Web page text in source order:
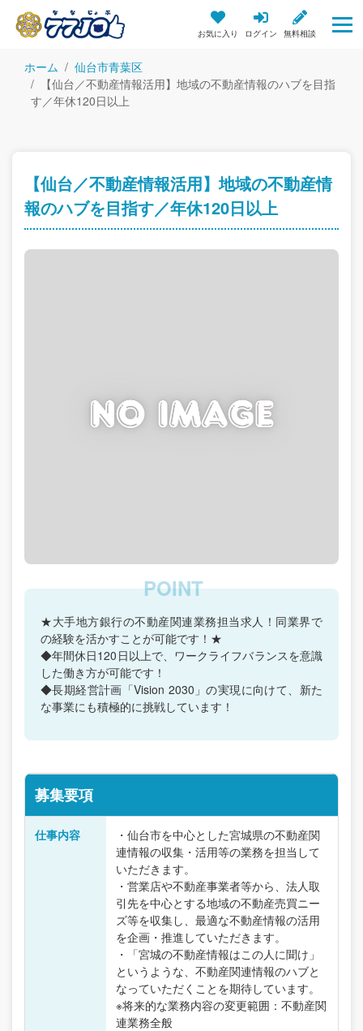
お気に入り ログイン 無料相談
ホーム
仙台市青葉区
【仙台／不動産情報活用】地域の不動産情報のハブを目指
す／年休120日以上
【仙台／不動産情報活用】地域の不動産情
報のハブを目指す／年休120日以上
★大手地方銀行の不動産関連業務担当求人！同業界で
の経験を活かすことが可能です！★
◆年間休日120日以上で、ワークライフバランスを意識
した働き方が可能です！
◆長期経営計画「Vision 2030」の実現に向けて、新た
な事業にも積極的に挑戦しています！
募集要項
仕事内容
・仙台市を中心とした宮城県の不動産関
連情報の収集・活用等の業務を担当して
いただきます。
・営業店や不動産事業者等から、法人取
引先を中心とする地域の不動産売買ニー
ズ等を収集し、最適な不動産情報の活用
を企画・推進していただきます。
・「宮城の不動産情報はこの人に聞け」
というような、不動産関連情報のハブと
なっていただくことを期待しています。
※将来的な業務内容の変更範囲：不動産関
連業務全般